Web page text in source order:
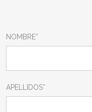
NOMBRE*
APELLIDOS*